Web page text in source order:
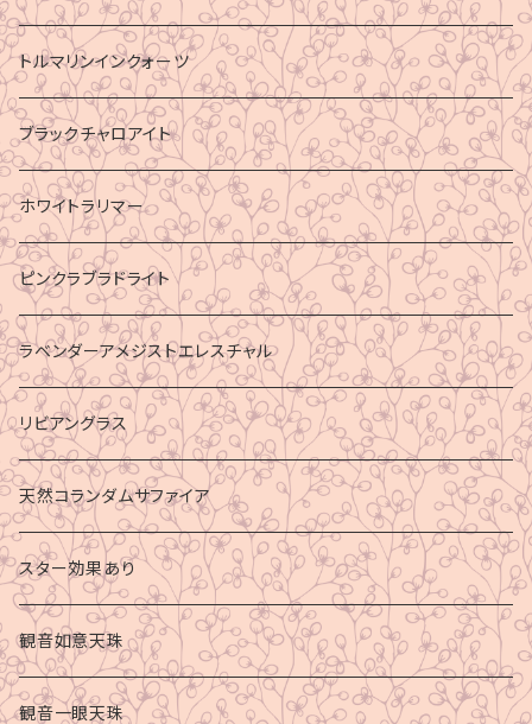
トルマリンインクォーツ
ブラックチャロアイト
ホワイトラリマー
ピンクラブラドライト
ラベンダーアメジストエレスチャル
リビアングラス
天然コランダムサファイア
スター効果あり
観音如意天珠
観音一眼天珠